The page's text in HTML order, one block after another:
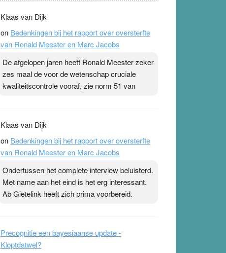
topsporters. Ze hopen ermee hun hartslag te
verlagen terwijl ze meer zuurstof opnemen.
Daarop heeft zo’n pleister geen effect. Maar het
zijn. Door…Lees meer Pleisterplakkers in de
topspsort ›[...]
Klaas van Dijk
on Bedenkingen bij het rapport over oversterfte
van Ronald Meester en Marc Jacobs
De afgelopen jaren heeft Ronald Meester zeker
zes maal de voor de wetenschap cruciale
kwaliteitscontrole vooraf, zie norm 51 van
Klaas van Dijk
on Bedenkingen bij het rapport over oversterfte
van Ronald Meester en Marc Jacobs
Ondertussen het complete interview beluisterd.
Met name aan het eind is het erg interessant.
Ab Gietelink heeft zich prima voorbereid.
Precognitie een bayesiaanse update -
Kloptdatwel?